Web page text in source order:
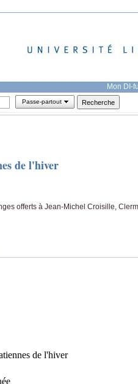
Mon DI-
Passe-partout
de l'hiver
offerts à Jean-Michel Croisille,